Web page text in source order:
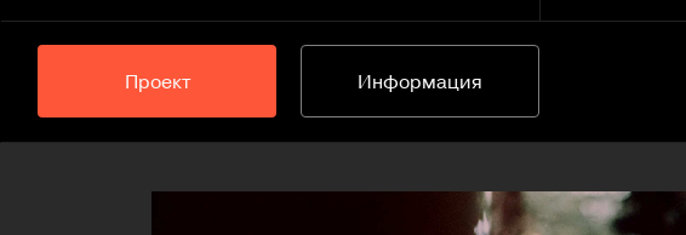
Проект Информация